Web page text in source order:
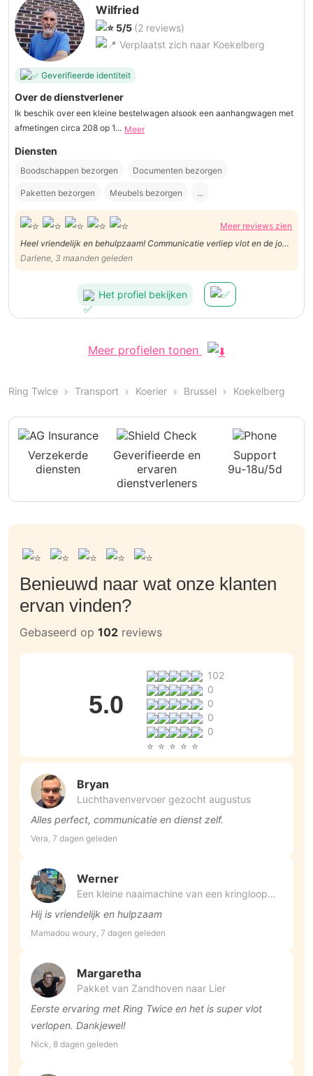
Wilfried
5/5 (2 reviews)
Verplaatst zich naar Koekelberg
Geverifieerde identiteit
Over de dienstverlener
Ik beschik over een kleine bestelwagen alsook een aanhangwagen met
afmetingen circa 208 op 1... Meer
Diensten
Boodschappen bezorgen Documenten bezorgen
Paketten bezorgen Meubels bezorgen ...
Meer reviews zien
Heel vriendelijk en behulpzaam! Communicatie verliep vlot en de job
werd gedaan zoals het moest
Darlene, 3 maanden geleden
Het profiel bekijken
Meer profielen tonen
Ring Twice Transport Koerier Brussel Koekelberg
Verzekerde
diensten
Geverifieerde en
ervaren
dienstverleners
Support
9u-18u/5d
Benieuwd naar wat onze klanten
ervan vinden?
Gebaseerd op 102 reviews
5.0
102
0
0
0
0
Bryan
Luchthavenvervoer gezocht augustus
Alles perfect, communicatie en dienst zelf.
Vera, 7 dagen geleden
Werner
Een kleine naaimachine van een kringloop
naar huis
Hij is vriendelijk en hulpzaam
Mamadou woury, 7 dagen geleden
Margaretha
Pakket van Zandhoven naar Lier
Eerste ervaring met Ring Twice en het is super vlot
verlopen. Dankjewel!
Nick, 8 dagen geleden